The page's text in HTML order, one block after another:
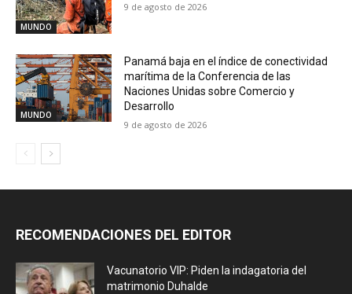
MUNDO
9 de agosto de 2026
MUNDO
Panamá baja en el índice de conectividad
marítima de la Conferencia de las
Naciones Unidas sobre Comercio y
Desarrollo
9 de agosto de 2026
RECOMENDACIONES DEL EDITOR
Vacunatorio VIP: Piden la indagatoria del
matrimonio Duhalde